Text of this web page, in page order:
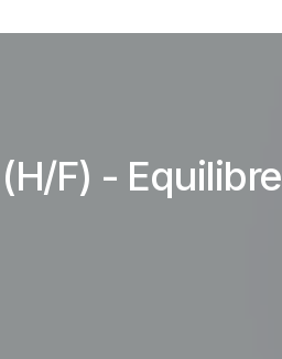
F) - Equilibre